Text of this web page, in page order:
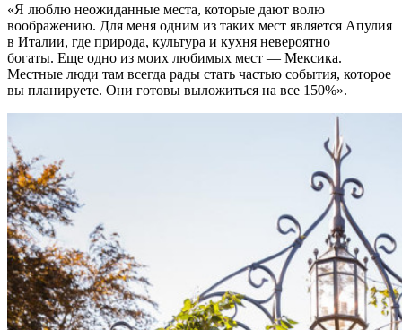
«Я люблю неожиданные места, которые дают волю
воображению. Для меня одним из таких мест является Апулия
в Италии, где природа, культура и кухня невероятно
богаты. Еще одно из моих любимых мест — Мексика.
Местные люди там всегда рады стать частью события, которое
вы планируете. Они готовы выложиться на все 150%».